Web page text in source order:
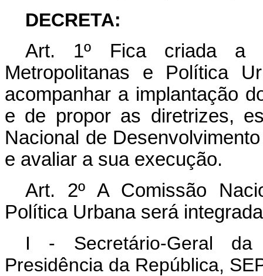
DECRETA:
Art. 1º Fica criada a
Metropolitanas e Política
acompanhar a implantação
e de propor as diretrizes,
Nacional de
e avaliar a sua execução.
Art. 2º A Comissão
Política Urbana será
I - Secretário-Geral da
Presidência da República,